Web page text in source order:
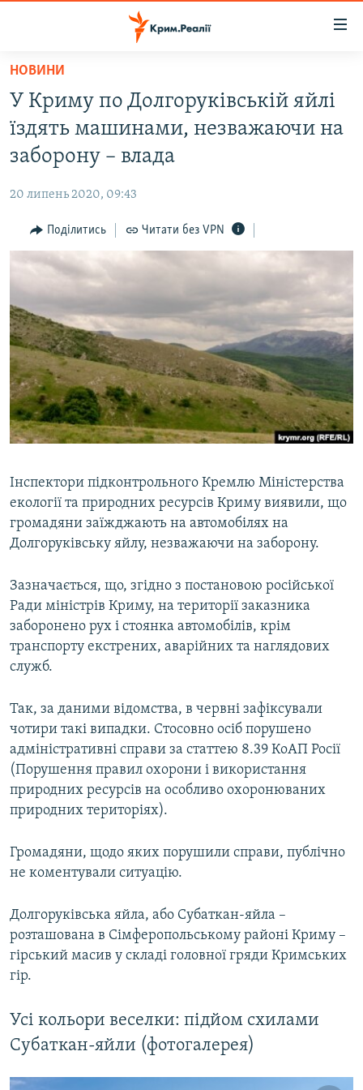
Перейти
основного
матеріалу
Перейти
до
основної
Перейти
до
пошуку
ВОДА.КРИМ
ВІДЕО ТА ФОТО
БЛОГИ
ПОГЛЯД
ІНТЕРВ'Ю
ВСЕ ЗА ДЕНЬ
СПЕЦПРОЕКТИ
ДЕПОРТАЦІЯ
ВІДЕОУРОКИ «ELIFBE»
СВІДЧЕННЯ ОКУПАЦІЇ
УКРАЇНСЬКА ПРОБЛЕМА КРИМУ
ЯК ОБІЙТИ БЛОКУВАННЯ
Русский
Qırımtatar
Усі сайти RFE/RL
НОВИНИ
У Криму по Долгоруківській яйлі
їздять машинами, незважаючи на
заборону – влада
20 липень 2020, 09:43
Поділитись Читати без VPN
Інспектори підконтрольного Кремлю Міністерства
екології та природних ресурсів Криму виявили, що
громадяни заїжджають на автомобілях на
Долгоруківську яйлу, незважаючи на заборону.
Зазначається, що, згідно з постановою російської
Ради міністрів Криму, на території заказника
заборонено рух і стоянка автомобілів, крім
транспорту екстрених, аварійних та наглядових
служб.
Так, за даними відомства, в червні зафіксували
чотири такі випадки. Стосовно осіб порушено
адміністративні справи за статтею 8.39 КоАП Росії
(Порушення правил охорони і використання
природних ресурсів на особливо охоронюваних
природних територіях).
Громадяни, щодо яких порушили справи, публічно
не коментували ситуацію.
Долгоруківська яйла, або Субаткан-яйла –​
розташована в Сімферопольському районі Криму –​
гірський масив у складі головної гряди Кримських
гір.
Усі кольори веселки: підйом схилами
Субаткан-яйли (фотогалерея)